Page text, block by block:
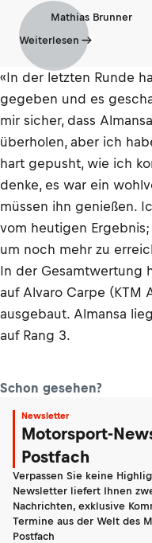
Mathias Brunner
Weiterlesen
«In der letzten Runde
gegeben und es
mir sicher, dass
überholen, aber ich
hart gepusht, wie ich
denke, es war ein
müssen ihn genießen.
vom heutigen
um noch mehr zu
In der Gesamtwertung
auf Alvaro Carpe (KTM
ausgebaut. Almansa
auf Rang 3.
Schon gesehen?
Newsletter
Motorsport-
Postfach
Verpassen Sie keine
Newsletter liefert Ihnen
Nachrichten, exklusive
Termine aus der Welt des
Postfach